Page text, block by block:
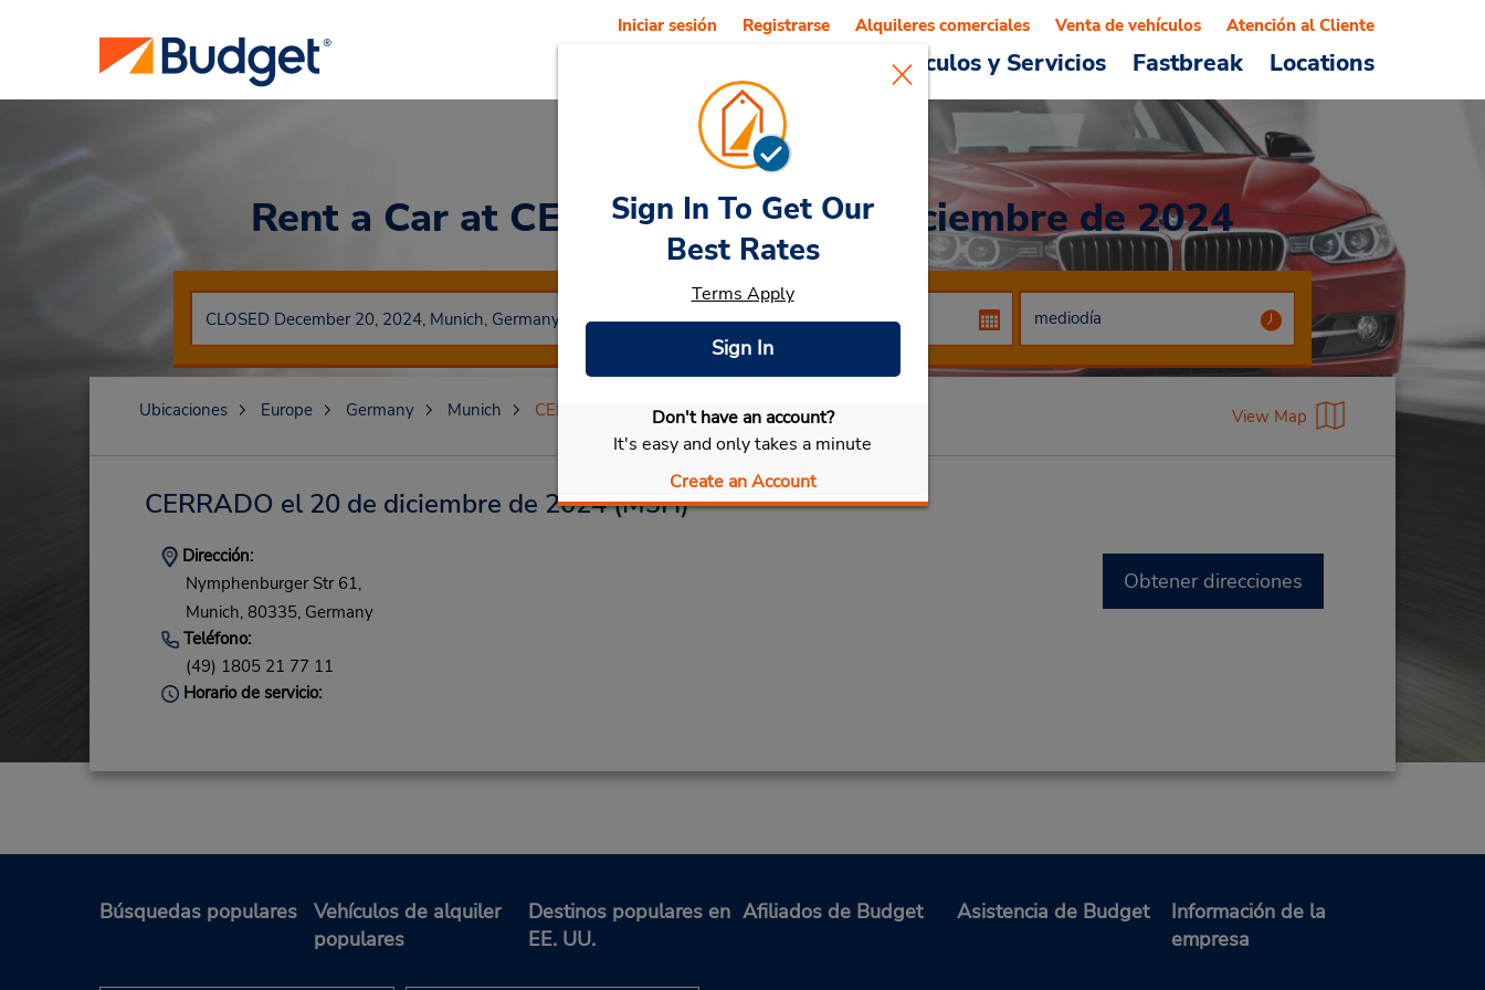
Vehículos y Servicios Fastbreak Locations
Iniciar sesión Registrarse Alquileres comerciales Venta de vehículos Atención al Cliente
Rent a Car at CERRADO el 20 de diciembre de 2024
Seleccionar mi vehículo
Sign In To Get Our
Best Rates
Terms Apply
Sign In
Don't have an account?
It's easy and only takes a minute
Create an Account
Ubicaciones Europe Germany Munich CERRADO el 20 de diciembre de 2024 View Map
CERRADO el 20 de diciembre de 2024(M3H)
Dirección:
Nymphenburger Str 61,
Munich, 80335, Germany
Teléfono:
(49) 1805 21 77 11
Horario de servicio:
Obtener direcciones
Búsquedas populares
Vehículos de alquiler
populares
Destinos populares en
EE. UU.
Afiliados de Budget Asistencia de Budget
Información de la
empresa